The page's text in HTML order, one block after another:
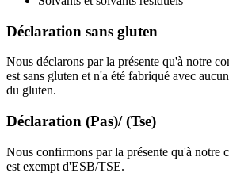
Déclaration sans gluten
Nous déclarons par la présente qu'à notre
est sans gluten et n'a été fabriqué avec
du gluten.
Déclaration (Pas)/ (Tse)
Nous confirmons par la présente qu'à notre
est exempt d'ESB/TSE.